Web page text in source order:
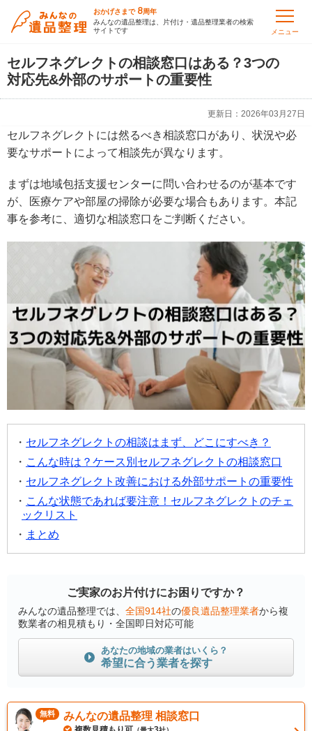
おかげさまで 8周年
みんなの遺品整理は、片付け・遺品整理業者の検索
サイトです
メニュー
セルフネグレクトの相談窓口はある？3つの
対応先&外部のサポートの重要性
更新日： 2026年03月27日
セルフネグレクトには然るべき相談窓口があり、状況や必
要なサポートによって相談先が異なります。
まずは地域包括支援センターに問い合わせるのが基本です
が、医療ケアや部屋の掃除が必要な場合もあります。本記
事を参考に、適切な相談窓口をご判断ください。
セルフネグレクトの相談はまず、どこにすべき？
こんな時は？ケース別セルフネグレクトの相談窓口
セルフネグレクト改善における外部サポートの重要性
こんな状態であれば要注意！セルフネグレクトのチェ
ックリスト
まとめ
ご実家のお片付けにお困りですか？
みんなの遺品整理では、 全国914社の優良遺品整理業者から複
数業者の相見積もり・全国即日対応可能
あなたの地域の業者はいくら？
希望に合う業者を探す
無料 みんなの遺品整理 相談窓口